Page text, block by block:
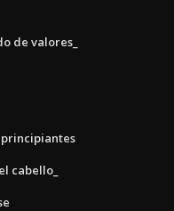
de valores_
cabello_